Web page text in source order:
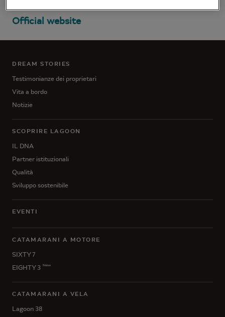
0 596 74 70 92
Official website
DREAM STORIES
Testimonianze dei proprietari
Vita a bordo
Notizie
SCOPRIRE LAGOON
IL DNA
Partner istituzionali
Qualità
Sviluppo sostenibile
EVENTI
CATAMARANI A MOTORE
SIXTY 7
EIGHTY 3 New
CATAMARANI A VELA
Lagoon 38